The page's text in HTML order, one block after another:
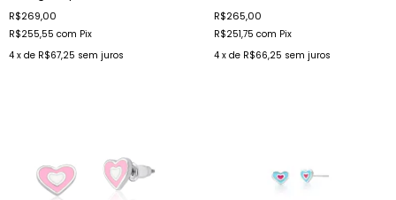
R$269,00
R$255,55 com Pix
4 x de R$67,25 sem juros
prata lisa
R$265,00
R$251,75 com Pix
4 x de R$66,25 sem juros